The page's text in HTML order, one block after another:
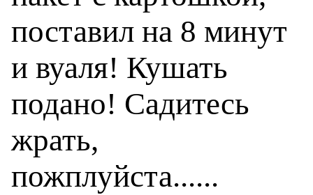
поставил на 8 минут
и вуаля! Кушать
подано! Садитесь
жрать,
пожплуйста......